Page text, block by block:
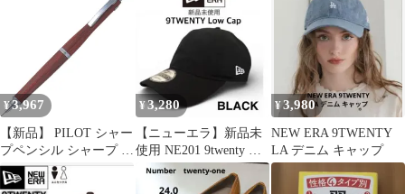
¥3,967
【新品】 PILOT シャー
プペンシル シャープ エ
ストゥエンティ 03 DR
ディープレッド
¥ 3,280
【ニューエラ】新品未
使用 NE201 9twenty ロ
ゴ キャップ ブラック
¥3,980
NEW ERA 9TWENTY
LA デニム キャップ